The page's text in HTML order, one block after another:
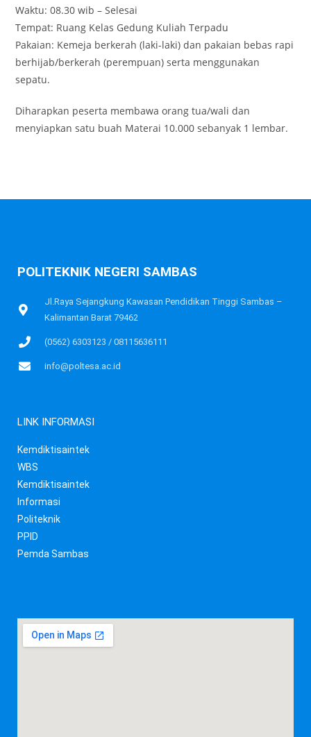
Waktu: 08.30 wib – Selesai
Tempat: Ruang Kelas Gedung Kuliah Terpadu
Pakaian: Kemeja berkerah (laki-laki) dan pakaian bebas rapi
berhijab/berkerah (perempuan) serta menggunakan
sepatu.
Diharapkan peserta membawa orang tua/wali dan
menyiapkan satu buah Materai 10.000 sebanyak 1 lembar.
POLITEKNIK NEGERI SAMBAS
Jl.Raya Sejangkung Kawasan Pendidikan Tinggi Sambas –
Kalimantan Barat 79462
(0562) 6303123 / 08115636111
info@poltesa.ac.id
LINK INFORMASI
Kemdiktisaintek
WBS
Kemdiktisaintek
Informasi
Politeknik
PPID
Pemda Sambas